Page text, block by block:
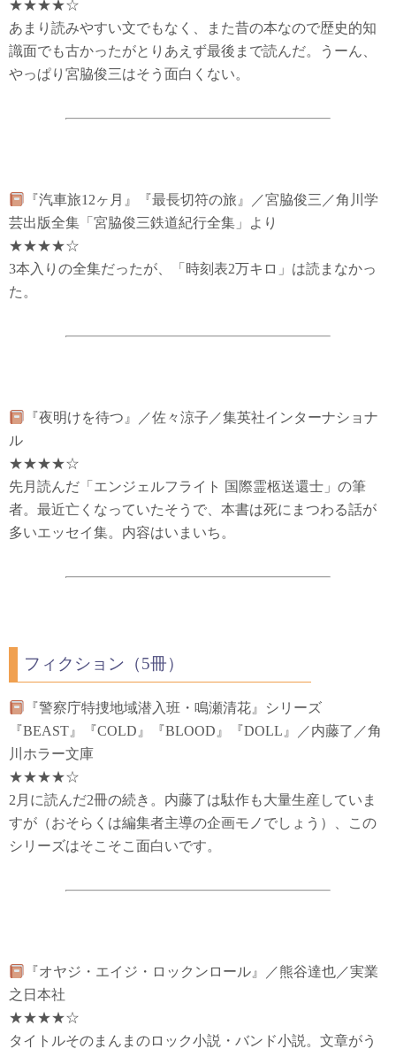
★★★★☆
あまり読みやすい文でもなく、また昔の本なので歴史的知
識面でも古かったがとりあえず最後まで読んだ。うーん、
やっぱり宮脇俊三はそう面白くない。
『汽車旅12ヶ月』『最長切符の旅』／宮脇俊三／角川学
芸出版全集「宮脇俊三鉄道紀行全集」より
★★★★☆
3本入りの全集だったが、「時刻表2万キロ」は読まなかっ
た。
『夜明けを待つ』／佐々涼子／集英社インターナショナ
ル
★★★★☆
先月読んだ「エンジェルフライト 国際霊柩送還士」の筆
者。最近亡くなっていたそうで、本書は死にまつわる話が
多いエッセイ集。内容はいまいち。
フィクション（5冊）
『警察庁特捜地域潜入班・鳴瀬清花』シリーズ
『BEAST』『COLD』『BLOOD』『DOLL』／内藤了／角
川ホラー文庫
★★★★☆
2月に読んだ2冊の続き。内藤了は駄作も大量生産していま
すが（おそらくは編集者主導の企画モノでしょう）、この
シリーズはそこそこ面白いです。
『オヤジ・エイジ・ロックンロール』／熊谷達也／実業
之日本社
★★★★☆
タイトルそのまんまのロック小説・バンド小説。文章がう